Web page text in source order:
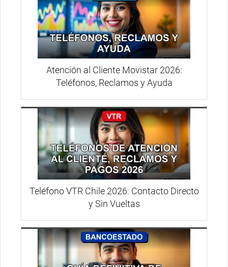
Atención al Cliente Movistar 2026:
Teléfonos, Reclamos y Ayuda
Teléfono VTR Chile 2026: Contacto Directo
y Sin Vueltas